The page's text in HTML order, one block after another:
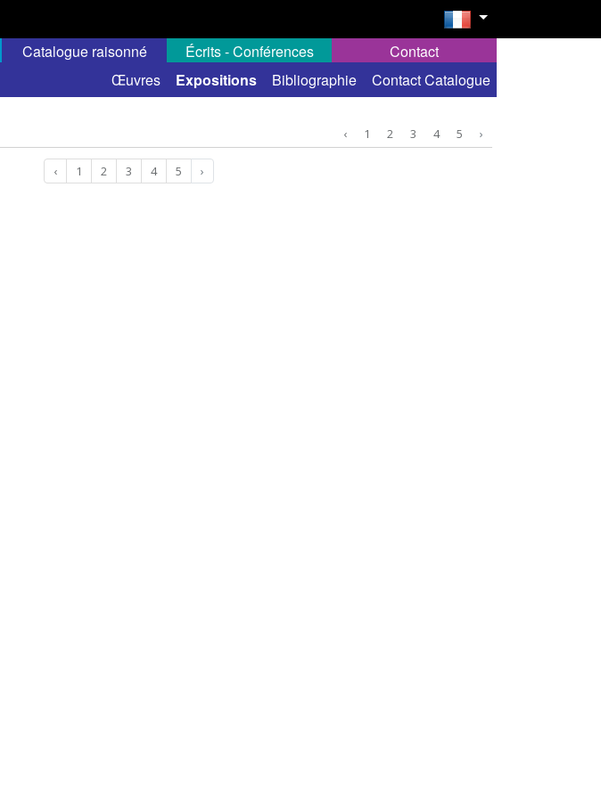
Catalogue raisonné
Œuvres Expositions Bibliographie Contact Catalogue
Écrits - Conférences Contact
‹ 1 2 3 4 5 ›
‹ 1 2 3 4 5 ›